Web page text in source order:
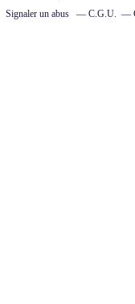
Signaler un abus
C.G.U.